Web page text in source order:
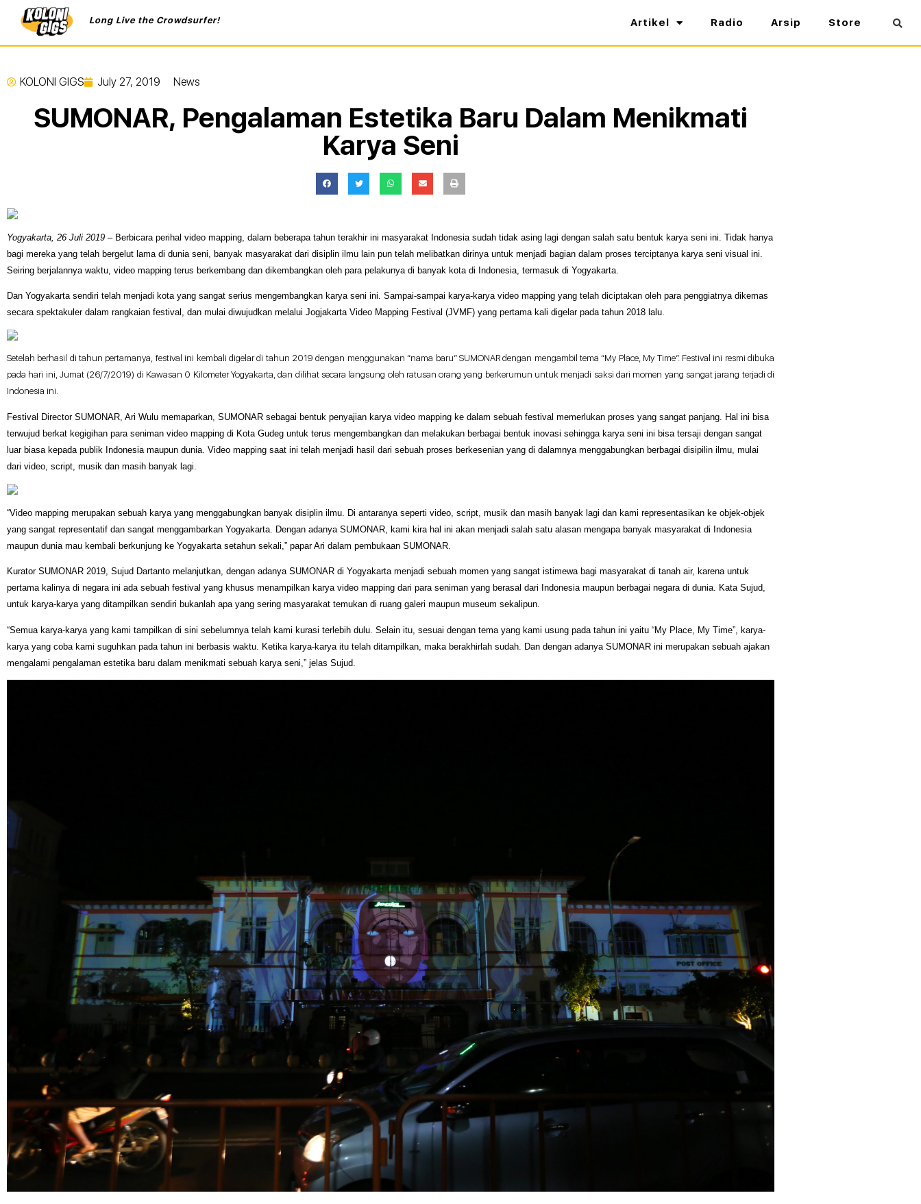
Long Live the Crowdsurfer! Artikel Radio Arsip Store
KOLONI GIGS July 27, 2019 News
SUMONAR, Pengalaman Estetika Baru Dalam Menikmati
Karya Seni
Yogyakarta, 26 Juli 2019 – Berbicara perihal video mapping, dalam beberapa tahun terakhir ini masyarakat Indonesia sudah tidak asing lagi dengan salah satu bentuk karya seni ini. Tidak hanya
bagi mereka yang telah bergelut lama di dunia seni, banyak masyarakat dari disiplin ilmu lain pun telah melibatkan dirinya untuk menjadi bagian dalam proses terciptanya karya seni visual ini.
Seiring berjalannya waktu, video mapping terus berkembang dan dikembangkan oleh para pelakunya di banyak kota di Indonesia, termasuk di Yogyakarta.
Dan Yogyakarta sendiri telah menjadi kota yang sangat serius mengembangkan karya seni ini. Sampai-sampai karya-karya video mapping yang telah diciptakan oleh para penggiatnya dikemas
secara spektakuler dalam rangkaian festival, dan mulai diwujudkan melalui Jogjakarta Video Mapping Festival (JVMF) yang pertama kali digelar pada tahun 2018 lalu.
Setelah berhasil di tahun pertamanya, festival ini kembali digelar di tahun 2019 dengan menggunakan “nama baru” SUMONAR dengan mengambil tema “My Place, My Time”. Festival ini resmi dibuka
pada hari ini, Jumat (26/7/2019) di Kawasan 0 Kilometer Yogyakarta, dan dilihat secara langsung oleh ratusan orang yang berkerumun untuk menjadi saksi dari momen yang sangat jarang terjadi di
Indonesia ini.
Festival Director SUMONAR, Ari Wulu memaparkan, SUMONAR sebagai bentuk penyajian karya video mapping ke dalam sebuah festival memerlukan proses yang sangat panjang. Hal ini bisa
terwujud berkat kegigihan para seniman video mapping di Kota Gudeg untuk terus mengembangkan dan melakukan berbagai bentuk inovasi sehingga karya seni ini bisa tersaji dengan sangat
luar biasa kepada publik Indonesia maupun dunia. Video mapping saat ini telah menjadi hasil dari sebuah proses berkesenian yang di dalamnya menggabungkan berbagai disipilin ilmu, mulai
dari video, script, musik dan masih banyak lagi.
“Video mapping merupakan sebuah karya yang menggabungkan banyak disiplin ilmu. Di antaranya seperti video, script , musik dan masih banyak lagi dan kami representasikan ke objek-objek
yang sangat representatif dan sangat menggambarkan Yogyakarta. Dengan adanya SUMONAR, kami kira hal ini akan menjadi salah satu alasan mengapa banyak masyarakat di Indonesia
maupun dunia mau kembali berkunjung ke Yogyakarta setahun sekali,” papar Ari dalam pembukaan SUMONAR.
Kurator SUMONAR 2019, Sujud Dartanto melanjutkan, dengan adanya SUMONAR di Yogyakarta menjadi sebuah momen yang sangat istimewa bagi masyarakat di tanah air, karena untuk
pertama kalinya di negara ini ada sebuah festival yang khusus menampilkan karya video mapping dari para seniman yang berasal dari Indonesia maupun berbagai negara di dunia. Kata Sujud,
untuk karya-karya yang ditampilkan sendiri bukanlah apa yang sering masyarakat temukan di ruang galeri maupun museum sekalipun.
“Semua karya-karya yang kami tampilkan di sini sebelumnya telah kami kurasi terlebih dulu. Selain itu, sesuai dengan tema yang kami usung pada tahun ini yaitu “My Place, My Time”, karya-
karya yang coba kami suguhkan pada tahun ini berbasis waktu. Ketika karya-karya itu telah ditampilkan, maka berakhirlah sudah. Dan dengan adanya SUMONAR ini merupakan sebuah ajakan
mengalami pengalaman estetika baru dalam menikmati sebuah karya seni,” jelas Sujud.